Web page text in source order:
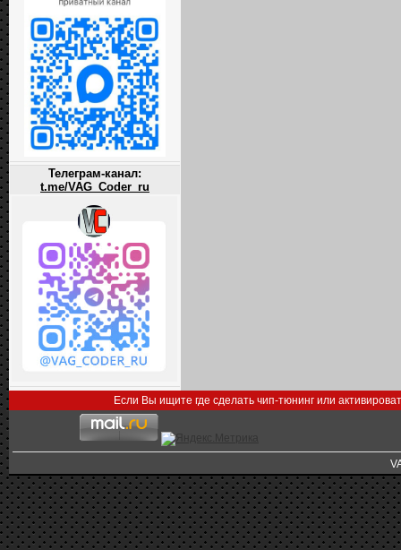
Телеграм-канал:
t.me/VAG_Coder_ru
Если Вы ищите где сделать чип-тюнинг или